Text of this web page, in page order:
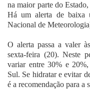
na maior parte do
Há um alerta de baixa
Nacional de
O alerta passa a valer
sexta-feira (20). Neste
variar entre 30% e
Sul. Se hidratar e evitar
é a recomendação para a